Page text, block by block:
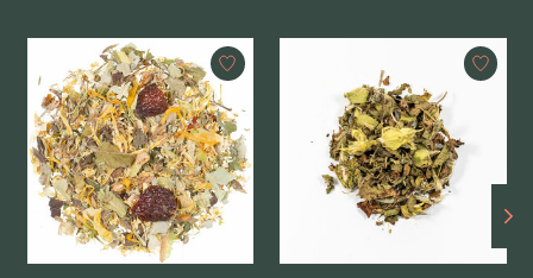
Produkt-Karussell-Artikel